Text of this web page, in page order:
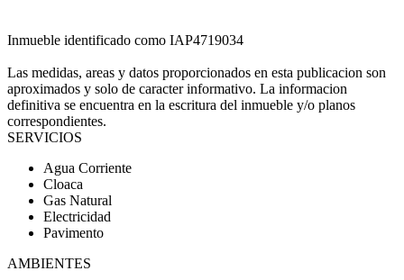
Inmueble identificado como IAP4719034
Las medidas, areas y datos proporcionados en esta publicacion son
aproximados y solo de caracter informativo. La informacion
definitiva se encuentra en la escritura del inmueble y/o planos
correspondientes.
SERVICIOS
Agua Corriente
Cloaca
Gas Natural
Electricidad
Pavimento
AMBIENTES